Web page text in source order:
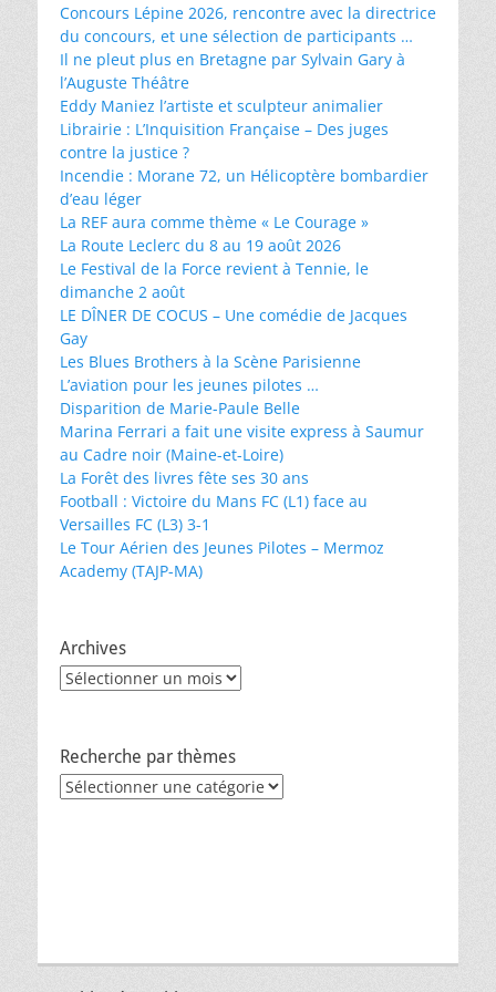
Concours Lépine 2026, rencontre avec la directrice
du concours, et une sélection de participants …
Il ne pleut plus en Bretagne par Sylvain Gary à
l’Auguste Théâtre
Eddy Maniez l’artiste et sculpteur animalier
Librairie : L’Inquisition Française – Des juges
contre la justice ?
Incendie : Morane 72, un Hélicoptère bombardier
d’eau léger
La REF aura comme thème « Le Courage »
La Route Leclerc du 8 au 19 août 2026
Le Festival de la Force revient à Tennie, le
dimanche 2 août
LE DÎNER DE COCUS – Une comédie de Jacques
Gay
Les Blues Brothers à la Scène Parisienne
L’aviation pour les jeunes pilotes …
Disparition de Marie-Paule Belle
Marina Ferrari a fait une visite express à Saumur
au Cadre noir (Maine-et-Loire)
La Forêt des livres fête ses 30 ans
Football : Victoire du Mans FC (L1) face au
Versailles FC (L3) 3-1
Le Tour Aérien des Jeunes Pilotes – Mermoz
Academy (TAJP-MA)
Archives
Archives
Recherche par thèmes
Recherche